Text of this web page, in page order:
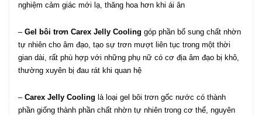
nghiệm cảm giác mới lạ, thăng hoa hơn khi ái ân
– Gel bôi trơn Carex Jelly Cooling góp phần bổ sung chất nhờn
tự nhiên cho âm đạo, tạo sự trơn mượt liên tục trong một thời
gian dài, rất phù hợp với những phụ nữ có cơ địa âm đạo bị khô,
thường xuyên bị đau rát khi quan hệ
– Carex Jelly Cooling là loại gel bôi trơn gốc nước có thành
phần giống thành phần chất nhờn tự nhiên trong cơ thể, nguyên